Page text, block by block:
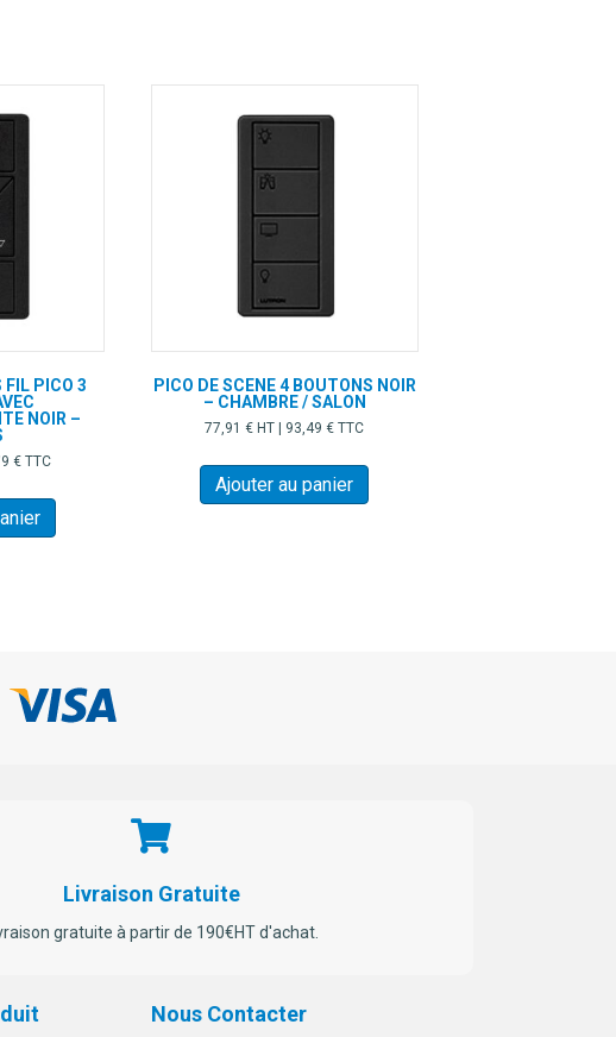
FIL PICO 3
NOIR –
€TTC
PICO DE SCENE 4 BOUTONS NOIR
– CHAMBRE / SALON
77,91€ HT | 93,49€ TTC
Ajouter au panier
Livraison Gratuite
gratuite à partir de 190€HT d'achat.
Nous Contacter